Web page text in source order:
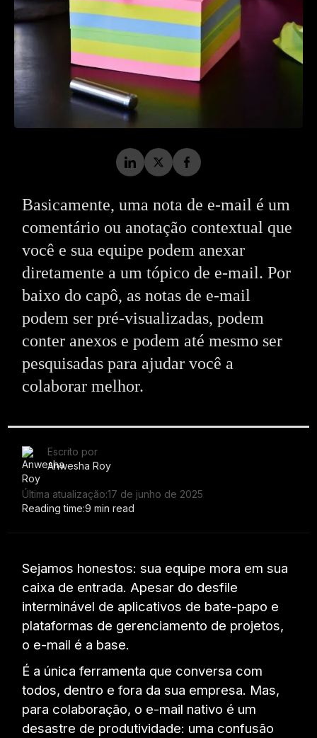
Basicamente, uma nota de e-mail é um
comentário ou anotação contextual que
você e sua equipe podem anexar
diretamente a um tópico de e-mail. Por
baixo do capô, as notas de e-mail
podem ser pré-visualizadas, podem
conter anexos e podem até mesmo ser
pesquisadas para ajudar você a
colaborar melhor.
Escrito por
Anwesha Roy
Última atualização:17 de junho de 2025
Reading time:9 min read
Sejamos honestos: sua equipe mora em sua
caixa de entrada. Apesar do desfile
interminável de aplicativos de bate-papo e
plataformas de gerenciamento de projetos,
o e-mail é a base.
É a única ferramenta que conversa com
todos, dentro e fora da sua empresa. Mas,
para colaboração, o e-mail nativo é um
desastre de produtividade: uma confusão